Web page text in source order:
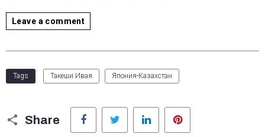
Leave a comment
Tags Такеши Ивая Япония-Казахстан
Share
Facebook Twitter LinkedIn